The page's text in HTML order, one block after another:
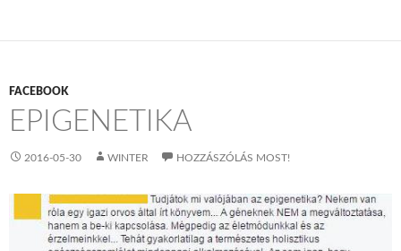
FACEBOOK
EPIGENETIKA
2016-05-30 WINTER HOZZÁSZÓLÁS MOST!